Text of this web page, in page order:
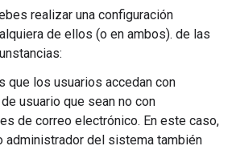
realizar una configuración
de ellos (o en ambos). de las
que los usuarios accedan con
usuario que sean no con
de correo electrónico. En este caso,
administrador del sistema también